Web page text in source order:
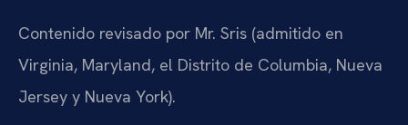
Contenido revisado por Mr. Sris (admitido en
Virginia, Maryland, el Distrito de Columbia, Nueva
Jersey y Nueva York).